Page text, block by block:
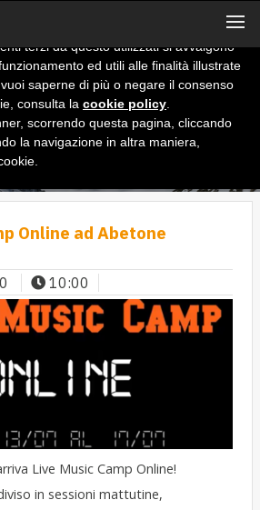
Online ad Abetone
10:00
Live Music Camp Online!
in sessioni mattutine,
x
terzi da questo utilizzati si avvalgono
ed utili alle finalità illustrate
saperne di più o negare il consenso
consulta la cookie policy
scorrendo questa pagina, cliccando
la navigazione in altra maniera,